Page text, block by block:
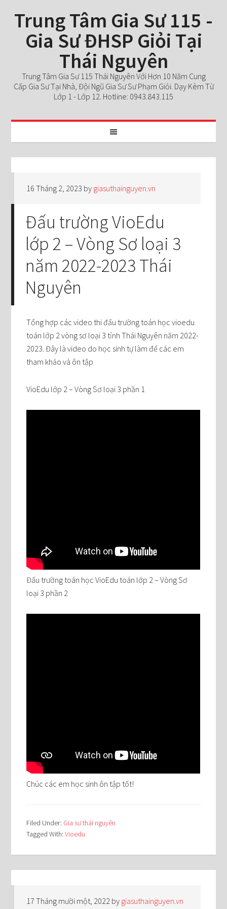
Trung Tâm Gia Sư 115 -
Gia Sư ĐHSP Giỏi Tại
Thái Nguyên
Trung Tâm Gia Sư 115 Thái Nguyên Với Hơn 10 Năm Cung
Cấp Gia Sư Tại Nhà, Đội Ngũ Gia Sư Sư Phạm Giỏi. Dạy Kèm Từ
Lớp 1 - Lớp 12. Hotline: 0943.843.115
16 Tháng 2, 2023 by giasuthainguyen.vn
Đấu trường VioEdu
lớp 2 – Vòng Sơ loại 3
năm 2022-2023 Thái
Nguyên
Tổng hợp các video thi đấu trường toán học vioedu
toán lớp 2 vòng sơ loại 3 tỉnh Thái Nguyên năm 2022-
2023. Đây là video do học sinh tự làm để các em
tham khảo và ôn tập
VioEdu lớp 2 – Vòng Sơ loại 3 phần 1
Đấu trường toán học VioEdu toán lớp 2 – Vòng Sơ
loại 3 phần 2
Chúc các em học sinh ôn tập tốt!
Filed Under: Gia sư thái nguyên
Tagged With:Vioedu
17 Tháng mười một, 2022 by giasuthainguyen.vn